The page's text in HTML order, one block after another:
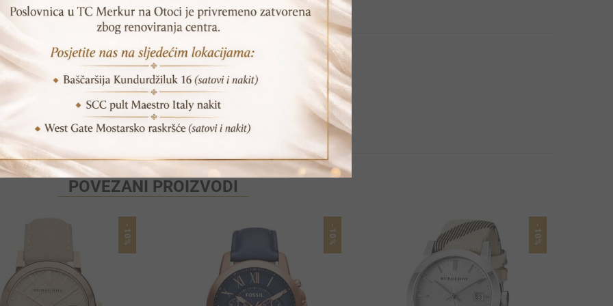
TH1781751
Print Pošalji prijatelju
POVEZANI PROIZVODI
-10% -10% -10%